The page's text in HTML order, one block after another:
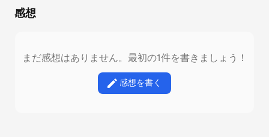
感想
まだ感想はありません。最初の1件を書きましょう！
感想を書く